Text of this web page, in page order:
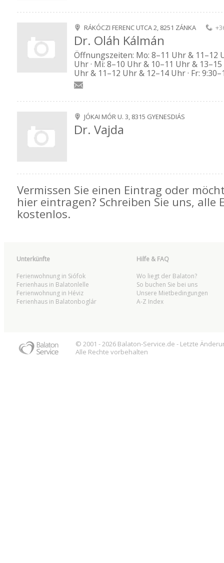
RÁKÓCZI FERENC UTCA 2, 8251 ZÁNKA
Dr. Oláh Kálmán
Öffnungszeiten: Mo: 8–11 Uhr & 11–12
Uhr · Mi: 8–10 Uhr & 10–11 Uhr &
Uhr & 11–12 Uhr & 12–14 Uhr · Fr:
JÓKAI MÓR U. 3, 8315 GYENESDIÁS
Dr. Vajda
Vermissen Sie einen Eintrag oder
hier eintragen? Schreiben Sie uns, alle
kostenlos.
Unterkünfte
Ferienwohnung in Siófok
Ferienhaus in Balatonlelle
Ferienwohnung in Héviz
Ferienhaus in Balatonboglár
Hilfe & FAQ
Wo liegt der Balaton?
So buchen Sie bei uns
Unsere Mietbedingungen
A-Z Index
© 2001 - 2026 Balaton-Service.de - Letzte
Alle Rechte vorbehalten